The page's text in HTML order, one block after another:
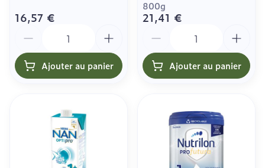
16,57 €
Ajouter au panier
800g
21,41 €
Ajouter au panier